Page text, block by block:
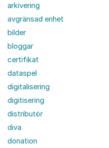
arkivering
avgränsad enhet
bilder
bloggar
certifikat
dataspel
digitalisering
digitisering
distributör
diva
donation